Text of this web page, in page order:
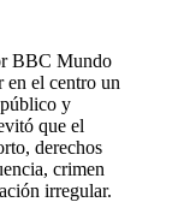
BBC Mundo
el centro un
y
que el
derechos
crimen
irregular.